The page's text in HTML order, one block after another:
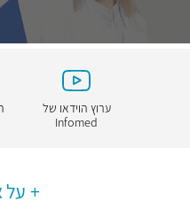
ערוץ הוידאו של
Infomed
על